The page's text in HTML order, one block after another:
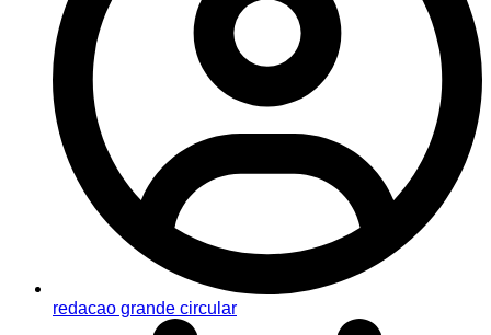
redacao grande circular